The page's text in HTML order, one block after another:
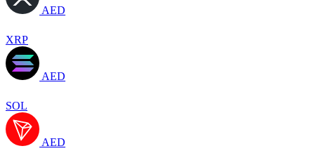
AED
XRP
AED
SOL
AED